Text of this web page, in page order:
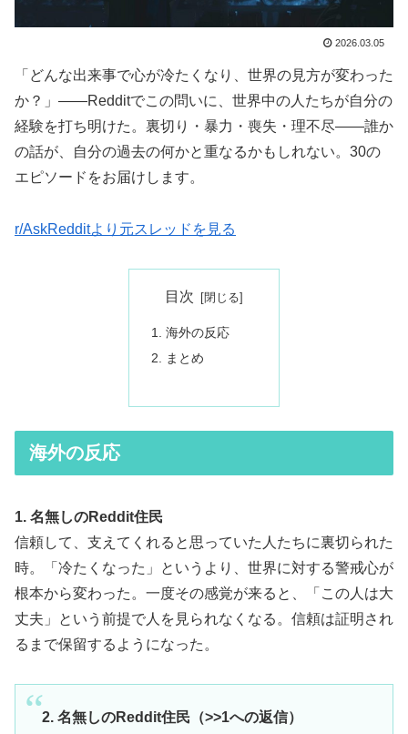
2026.03.05
「どんな出来事で心が冷たくなり、世界の見方が変わった
か？」——Redditでこの問いに、世界中の人たちが自分の
経験を打ち明けた。裏切り・暴力・喪失・理不尽——誰か
の話が、自分の過去の何かと重なるかもしれない。30の
エピソードをお届けします。
r/AskRedditより元スレッドを見る
目次
海外の反応
まとめ
海外の反応
1. 名無しのReddit住民
信頼して、支えてくれると思っていた人たちに裏切られた
時。「冷たくなった」というより、世界に対する警戒心が
根本から変わった。一度その感覚が来ると、「この人は大
丈夫」という前提で人を見られなくなる。信頼は証明され
るまで保留するようになった。
2. 名無しのReddit住民（>>1への返信）